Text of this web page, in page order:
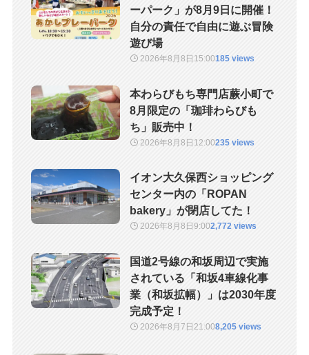
ーパーク」が8月9日に開催！
自分の責任で自由に遊ぶ冒険
遊び場
2026年8月8日 15:00185 views
本わらびもち専門店蕨小町で
8月限定の「珈琲わらびも
ち」販売中！
2026年8月8日 12:00235 views
イオン大久保西ショッピング
センター内の「ROPAN
bakery」が閉店してた！
2026年8月8日9:002,772 views
国道2号線の和坂周辺で実施
されている「和坂4車線化事
業（和坂拡幅）」は2030年度
完成予定！
2026年8月7日21:008,205 views